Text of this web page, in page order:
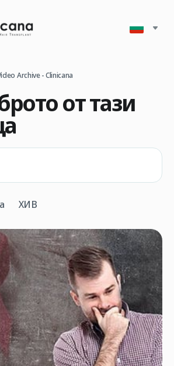
Archive - Clinicana
от тази
ХИВ